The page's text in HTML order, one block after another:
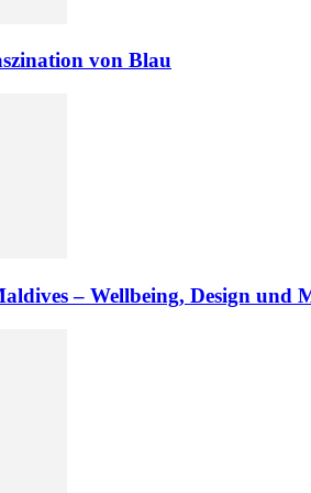
von Blau
– Wellbeing, Design und